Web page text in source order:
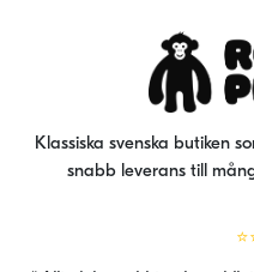
Klassiska svenska butiken
snabb leverans till